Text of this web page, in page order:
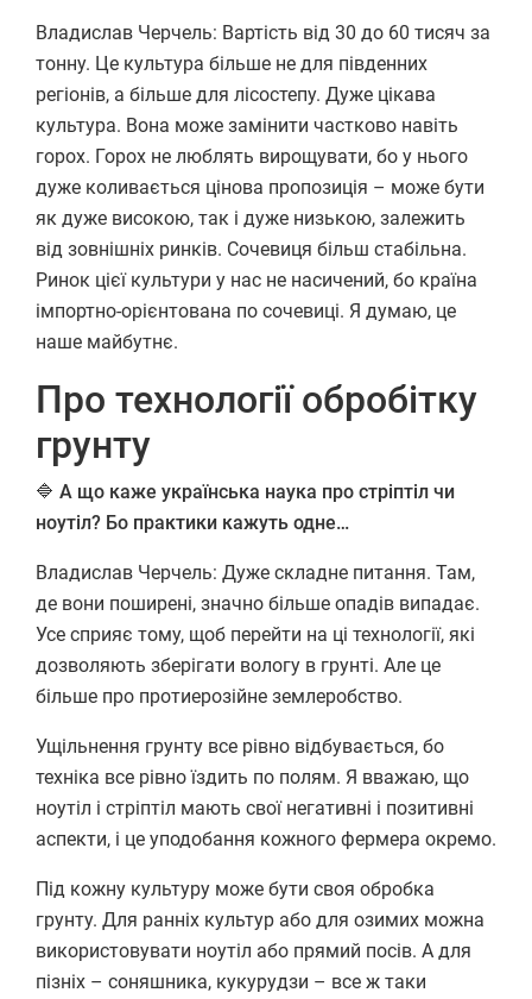
Владислав Черчель: Вартість від 30 до 60 тисяч за
тонну. Це культура більше не для південних
регіонів, а більше для лісостепу. Дуже цікава
культура. Вона може замінити частково навіть
горох. Горох не люблять вирощувати, бо у нього
дуже коливається цінова пропозиція – може бути
як дуже високою, так і дуже низькою, залежить
від зовнішніх ринків. Сочевиця більш стабільна.
Ринок цієї культури у нас не насичений, бо країна
імпортно-орієнтована по сочевиці. Я думаю, це
наше майбутнє.
Про технології обробітку
грунту
🔷 А що каже українська наука про стріптіл чи
ноутіл? Бо практики кажуть одне…
Владислав Черчель: Дуже складне питання. Там,
де вони поширені, значно більше опадів випадає.
Усе сприяє тому, щоб перейти на ці технології, які
дозволяють зберігати вологу в грунті. Але це
більше про протиерозійне землеробство.
Ущільнення грунту все рівно відбувається, бо
техніка все рівно їздить по полям. Я вважаю, що
ноутіл і стріптіл мають свої негативні і позитивні
аспекти, і це уподобання кожного фермера окремо.
Під кожну культуру може бути своя обробка
грунту. Для ранніх культур або для озимих можна
використовувати ноутіл або прямий посів. А для
пізніх – соняшника, кукурудзи – все ж таки